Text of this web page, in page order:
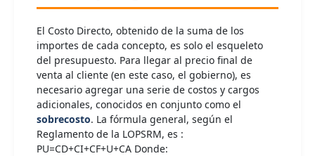
El Costo Directo, obtenido de la suma de los
importes de cada concepto, es solo el esqueleto
del presupuesto. Para llegar al precio final de
venta al cliente (en este caso, el gobierno), es
necesario agregar una serie de costos y cargos
adicionales, conocidos en conjunto como el
sobrecosto. La fórmula general, según el
Reglamento de la LOPSRM, es :
PU=CD+CI+CF+U+CA Donde: